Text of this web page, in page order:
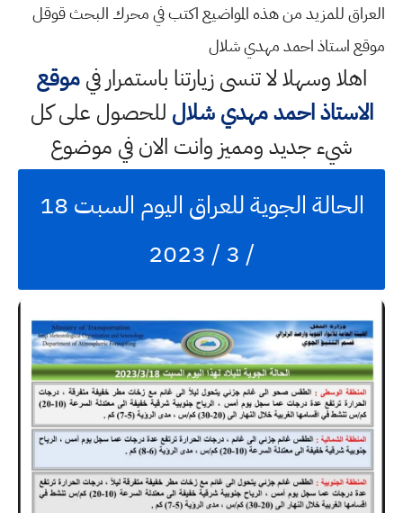
العراق للمزيد من هذه المواضيع اكتب في محرك البحث قوقل
موقع استاذ احمد مهدي شلال
اهلا وسهلالا تنسى زيارتنا باستمرار فيموقع
الاستاذ احمد مهدي شلال للحصول على كل
شيء جديد ومميز وانت الان في موضوع
الحالة الجوية للعراق اليوم السبت 18
/ 3 / 2023